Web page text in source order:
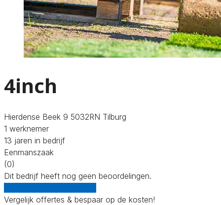
4inch
Hierdense Beek 9 5032RN Tilburg
1 werknemer
13 jaren in bedrijf
Eenmanszaak
(0)
Dit bedrijf heeft nog geen beoordelingen.
Vergelijk offertes & bespaar op de kosten!